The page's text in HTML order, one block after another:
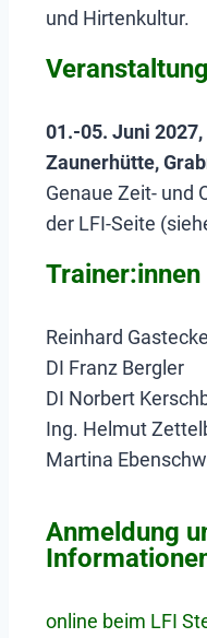
und Hirtenkultur.
01.-05. Juni
Zaunerhütte,
Genaue Zeit- und
der LFI-Seite
Trainer:innen
Reinhard
DI Franz Bergler
DI Norbert
Ing. Helmut
Martina
Anmeldung
online beim LFI